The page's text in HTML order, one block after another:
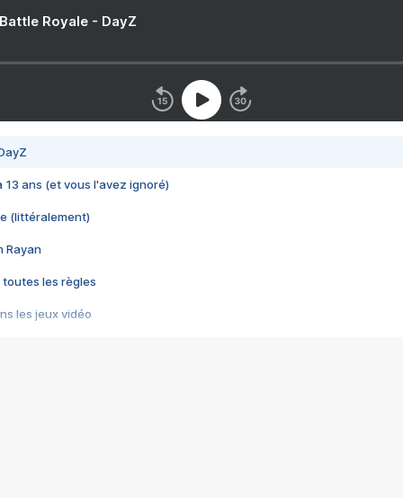
Royale - DayZ
13 ans (et vous l'avez ignoré)
(littéralement)
Rayan
toutes les règles
les jeux vidéo